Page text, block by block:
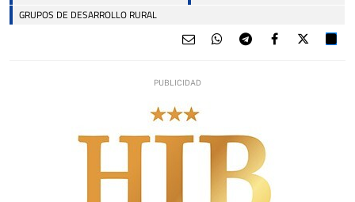
GRUPOS DE DESARROLLO RURAL